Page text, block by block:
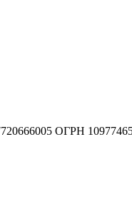
ОГРН